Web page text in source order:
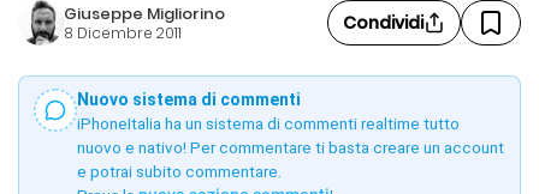
Giuseppe Migliorino
8 Dicembre 2011 Condividi
Nuovo sistema di commenti
iPhoneItalia ha un sistema di commenti realtime tutto
nuovo e nativo! Per commentare ti basta creare un account
e potrai subito commentare.